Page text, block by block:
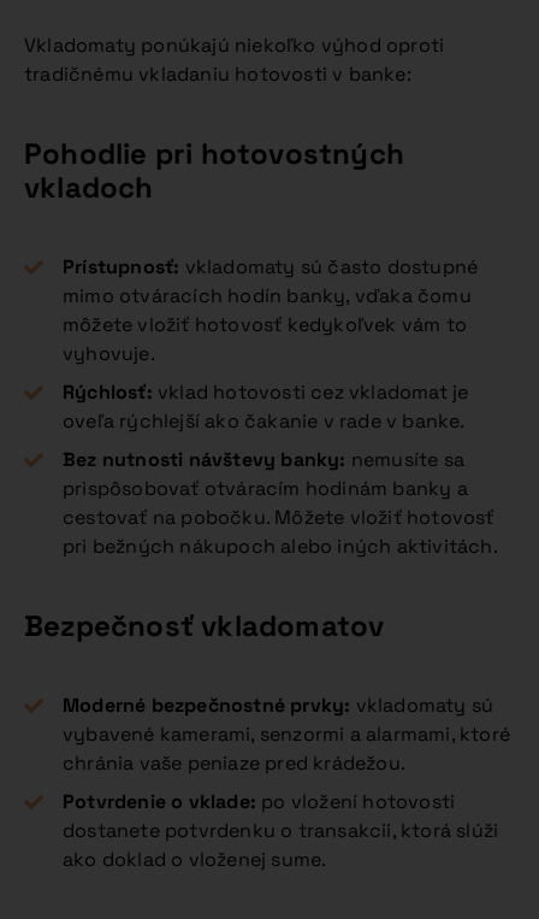
Vkladomaty ponúkajú niekoľko výhod oproti
tradičnému vkladaniu hotovosti v banke:
Pohodlie pri hotovostných
vkladoch
Prístupnosť: vkladomaty sú často dostupné
mimo otváracích hodín banky, vďaka čomu
môžete vložiť hotovosť kedykoľvek vám to
vyhovuje.
Rýchlosť: vklad hotovosti cez vkladomat je
oveľa rýchlejší ako čakanie v rade v banke.
Bez nutnosti návštevy banky: nemusíte sa
prispôsobovať otváracím hodinám banky a
cestovať na pobočku. Môžete vložiť hotovosť
pri bežných nákupoch alebo iných aktivitách.
Bezpečnosť vkladomatov
Moderné bezpečnostné prvky: vkladomaty sú
vybavené kamerami, senzormi a alarmami, ktoré
chránia vaše peniaze pred krádežou.
Potvrdenie o vklade: po vložení hotovosti
dostanete potvrdenku o transakcii, ktorá slúži
ako doklad o vloženej sume.